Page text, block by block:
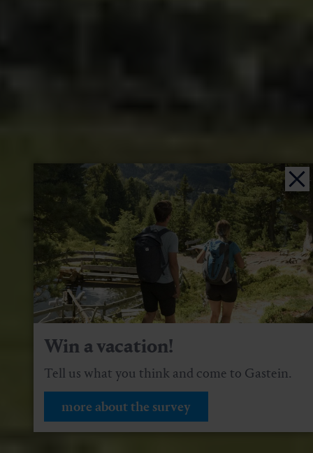
Win a vacation!
Tell us what you think and come to Gastein.
more about the survey